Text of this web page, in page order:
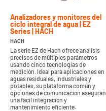
Analizadores y monitores del
ciclo integral de agua | EZ
Series | HACH
HACH
La serie EZ de Hach ofrece análisis
precisos de múltiples parámetros
usando cinco tecnologías de
medición. Ideal para aplicaciones en
aguas residuales, industriales y
potables, su plataforma común y
opciones de comunicación aseguran
una fácil integración y
mantenimiento eficiente.